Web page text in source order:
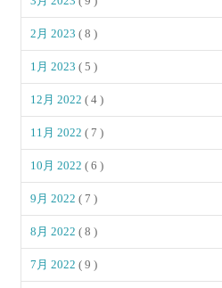
2月 2023( 8 )
1月 2023( 5 )
12月 2022( 4 )
11月 2022( 7 )
10月 2022( 6 )
9月 2022( 7 )
8月 2022( 8 )
7月 2022( 9 )